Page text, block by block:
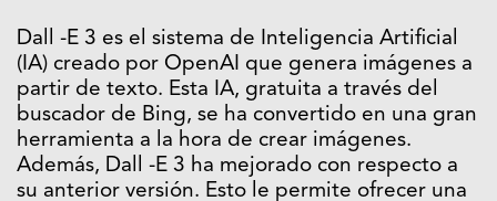
Dall -E 3 es el sistema de Inteligencia Artificial
(IA) creado por OpenAI que genera imágenes a
partir de texto. Esta IA, gratuita a través del
buscador de Bing, se ha convertido en una gran
herramienta a la hora de crear imágenes.
Además, Dall -E 3 ha mejorado con respecto a
su anterior versión. Esto le permite ofrecer una